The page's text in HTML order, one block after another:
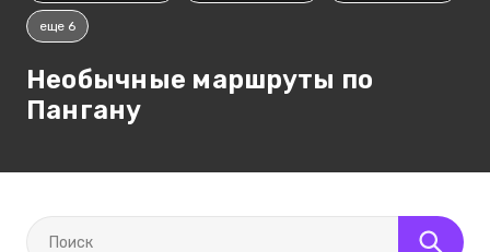
еще 6
Необычные маршруты по
Пангану